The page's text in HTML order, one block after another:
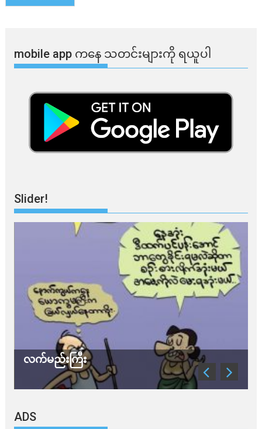
mobile app ​​ကနေ ​​သတင်းများကို ရယူပါ
Slider!
သတိ အိုမီခရွန်တဲ့
ADS